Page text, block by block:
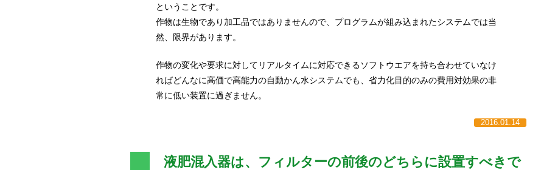
ということです。
作物は生物であり加工品ではありませんので、プログラムが組み込まれたシステムでは当
然、限界があります。
作物の変化や要求に対してリアルタイムに対応できるソフトウエアを持ち合わせていなけ
ればどんなに高価で高能力の自動かん水システムでも、省力化目的のみの費用対効果の非
常に低い装置に過ぎません。
2016.01.14
液肥混入器は、フィルターの前後のどちらに設置すべきで